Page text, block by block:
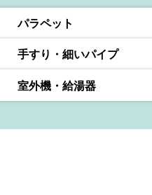
パラペット
手すり・細いパイプ
室外機・給湯器